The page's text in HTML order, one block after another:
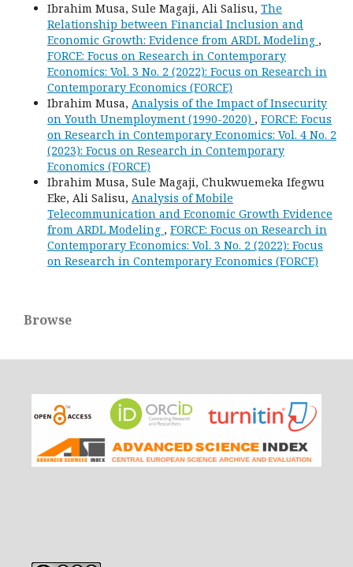
Ibrahim Musa, Sule Magaji, Ali Salisu, The
Relationship between Financial Inclusion and
Economic Growth: Evidence from ARDL Modeling ,
FORCE: Focus on Research in Contemporary
Economics: Vol. 3 No. 2 (2022): Focus on Research in
Contemporary Economics (FORCE)
Ibrahim Musa, Analysis of the Impact of Insecurity
on Youth Unemployment (1990-2020) , FORCE: Focus
on Research in Contemporary Economics: Vol. 4 No. 2
(2023): Focus on Research in Contemporary
Economics (FORCE)
Ibrahim Musa, Sule Magaji, Chukwuemeka Ifegwu
Eke, Ali Salisu, Analysis of Mobile
Telecommunication and Economic Growth Evidence
from ARDL Modeling , FORCE: Focus on Research in
Contemporary Economics: Vol. 3 No. 2 (2022): Focus
on Research in Contemporary Economics (FORCE)
Browse